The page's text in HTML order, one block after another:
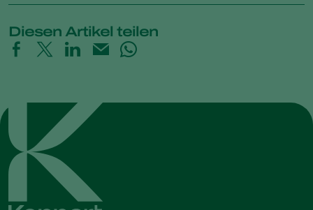
Diesen Artikel teilen